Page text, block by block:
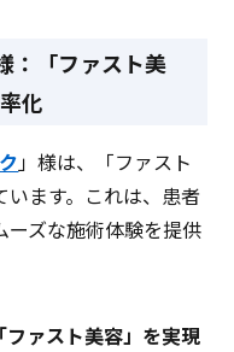
：「ファスト美
化
」様は、「ファスト
ます。これは、患者
ズな施術体験を提供
ァスト美容」を実現